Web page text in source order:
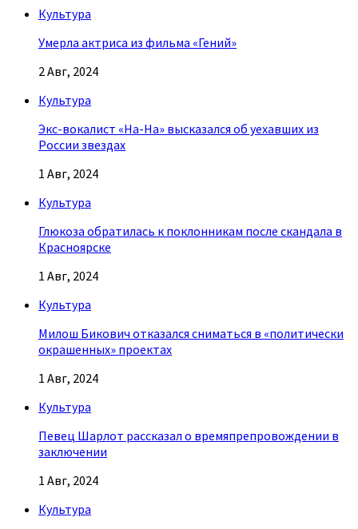
Культура
Умерла актриса из фильма «Гений»
2 Авг, 2024
Культура
Экс-вокалист «На-На» высказался об уехавших из
России звездах
1 Авг, 2024
Культура
Глюкоза обратилась к поклонникам после скандала в
Красноярске
1 Авг, 2024
Культура
Милош Бикович отказался сниматься в «политически
окрашенных» проектах
1 Авг, 2024
Культура
Певец Шарлот рассказал о времяпрепровождении в
заключении
1 Авг, 2024
Культура